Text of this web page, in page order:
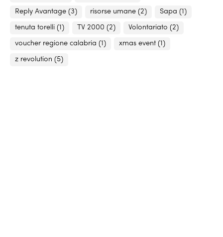
Reply Avantage (3) risorse umane (2) Sapa (1)
tenuta torelli (1) TV 2000 (2) Volontariato (2)
voucher regione calabria (1) xmas event (1)
z revolution (5)